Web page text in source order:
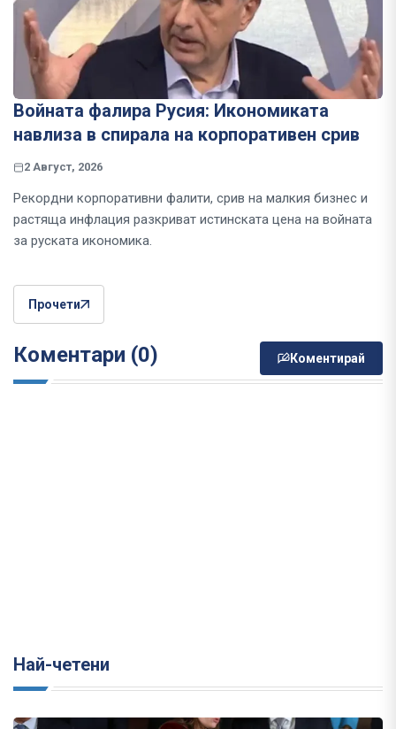
Войната фалира Русия: Икономиката
навлиза в спирала на корпоративен срив
2 Август, 2026
Рекордни корпоративни фалити, срив на малкия бизнес и
растяща инфлация разкриват истинската цена на войната
за руската икономика.
Прочети
Коментари (0) Коментирай
Най-четени